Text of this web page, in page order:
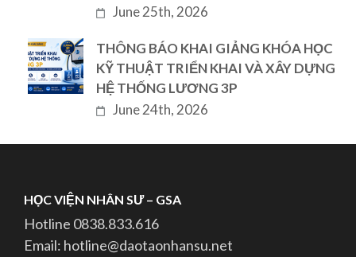
June 25th, 2026
THÔNG BÁO KHAI GIẢNG KHÓA HỌC
KỸ THUẬT TRIỂN KHAI VÀ XÂY DỰNG
HỆ THỐNG LƯƠNG 3P
June 24th, 2026
HỌC VIỆN NHÂN SƯ – GSA
Hotline 0838.833.616
Email: hotline@daotaonhansu.net